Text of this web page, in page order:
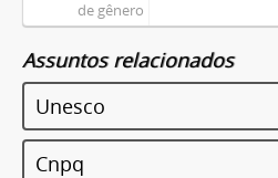
de gênero
Assuntos relacionados
Unesco
Cnpq